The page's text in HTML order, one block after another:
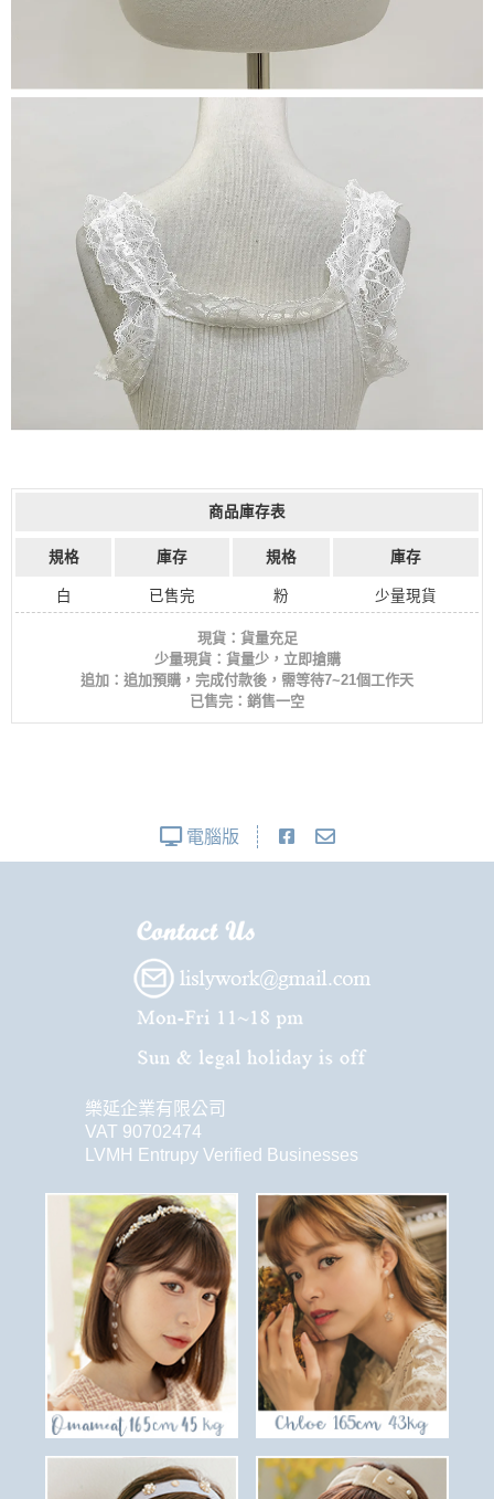
商品庫存表
規格 庫存 規格 庫存
白 已售完 粉 少量現貨
現貨：貨量充足
少量現貨：貨量少，立即搶購
追加：追加預購，完成付款後，需等待7~21個工作天
已售完：銷售一空
電腦版
樂延企業有限公司
VAT 90702474
LVMH Entrupy Verified Businesses